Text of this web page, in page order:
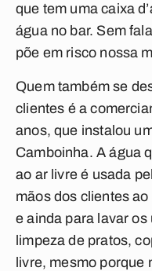
que tem uma caixa
água no bar. Sem
põe em risco nossa
Quem também se
clientes é a
anos, que instalou
Camboinha. A água
ao ar livre é usada
mãos dos clientes
e ainda para lavar os
limpeza de pratos,
livre, mesmo porque